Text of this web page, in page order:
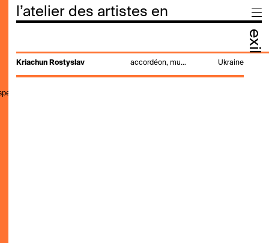
l’atelier des artistes en
exil
Kriachun Rostyslav accordéon, musique, pianiste Ukraine